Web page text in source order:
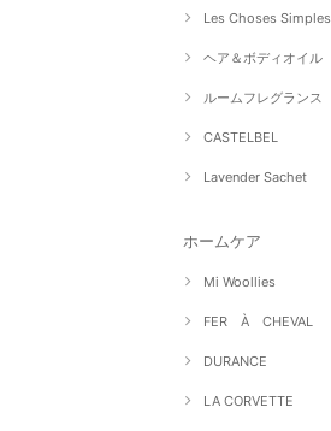
Les Choses Simples
ヘア＆ボディオイル
ルームフレグランス
CASTELBEL
Lavender Sachet
ホームケア
Mi Woollies
FER À CHEVAL
DURANCE
LA CORVETTE